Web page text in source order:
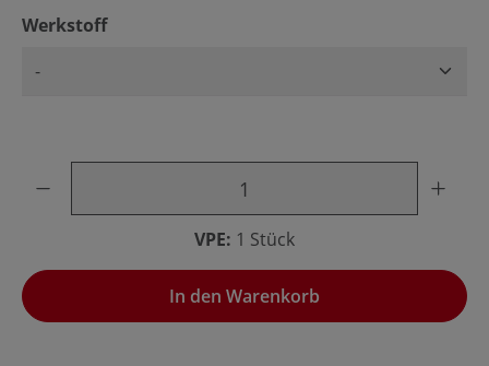
Werkstoffauswählen
VPE: 1 Stück
In den Warenkorb